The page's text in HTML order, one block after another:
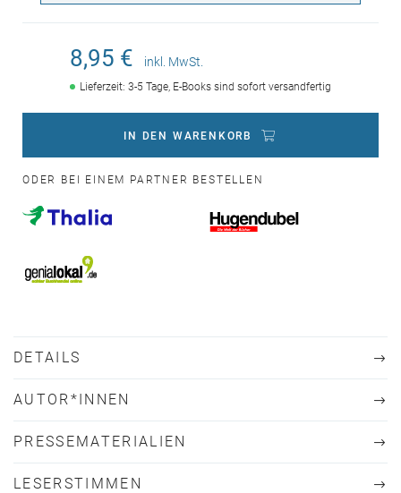
8,95 € inkl. MwSt.
Lieferzeit: 3-5 Tage, E-Books sind sofort versandfertig
IN DEN WARENKORB
ODER BEI EINEM PARTNER BESTELLEN
DETAILS
AUTOR*INNEN
PRESSEMATERIALIEN
LESERSTIMMEN